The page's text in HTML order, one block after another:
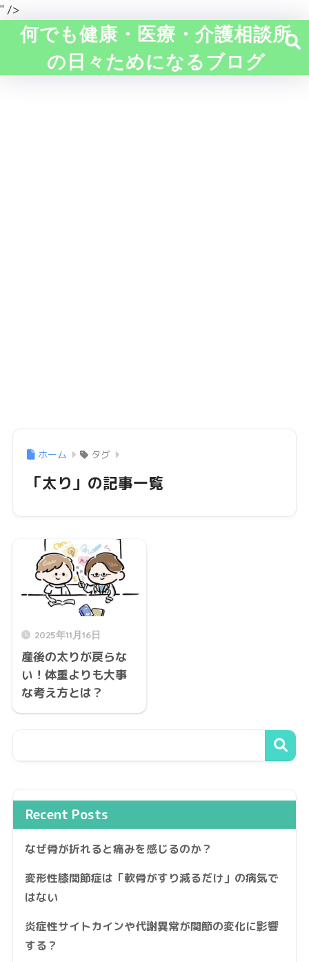
" />
何でも健康・医療・介護相談所
の日々ためになるブログ
ホーム タグ
「太り」の記事一覧
2025年11月16日
産後の太りが戻らな
い！体重よりも大事
な考え方とは？
Recent Posts
なぜ骨が折れると痛みを感じるのか？
変形性膝関節症は「軟骨がすり減るだけ」の病気で
はない
炎症性サイトカインや代謝異常が関節の変化に影響
する？